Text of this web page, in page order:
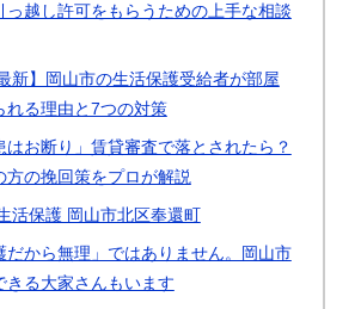
っ越し許可をもらうための上手な相談
新】岡山市の生活保護受給者が部屋
れる理由と7つの対策
はお断り」賃貸審査で落とされたら？
方の挽回策をプロが解説
活保護 岡山市北区奉還町
だから無理」ではありません。岡山市
きる大家さんもいます